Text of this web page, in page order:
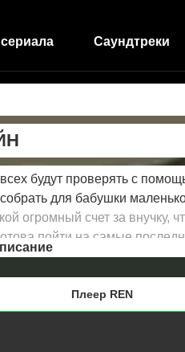
Саундтреки
будут проверять с
для бабушки
счет за внучку,
пойти на самые
Плеер REN